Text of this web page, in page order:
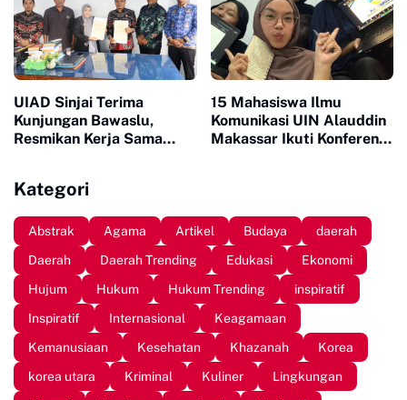
UIAD Sinjai Terima
Kunjungan Bawaslu,
Resmikan Kerja Sama
15 Mahasiswa Ilmu
Komunikasi UIN Alauddin
Makassar Ikuti Konferensi
Kategori
Abstrak Agama Artikel Budaya
daerah
Daerah
Daerah Trending Edukasi
Ekonomi
Hujum
Hukum Hukum Trending
inspiratif
Inspiratif
Internasional
Keagamaan
Kemanusiaan
Kesehatan Khazanah
Korea
korea utara
Kriminal Kuliner
Lingkungan